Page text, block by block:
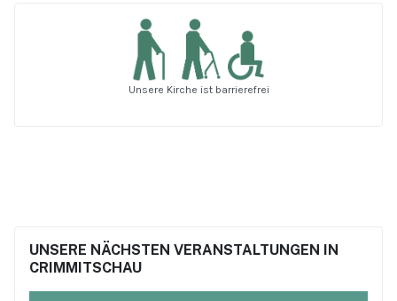
Unsere Kirche ist barrierefrei
UNSERE NÄCHSTEN VERANSTALTUNGEN IN
CRIMMITSCHAU